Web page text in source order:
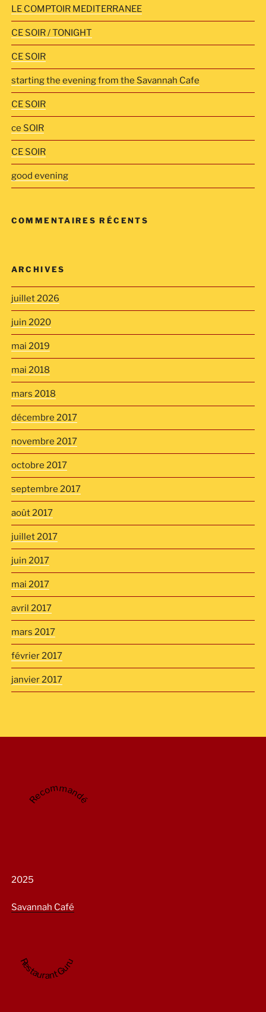
LE COMPTOIR MEDITERRANEE
CE SOIR / TONIGHT
CE SOIR
starting the evening from the Savannah Cafe
CE SOIR
ce SOIR
CE SOIR
good evening
COMMENTAIRES RÉCENTS
ARCHIVES
juillet 2026
juin 2020
mai 2019
mai 2018
mars 2018
décembre 2017
novembre 2017
octobre 2017
septembre 2017
août 2017
juillet 2017
juin 2017
mai 2017
avril 2017
mars 2017
février 2017
janvier 2017
Recommandé
2025
Savannah Café
Restaurant Guru